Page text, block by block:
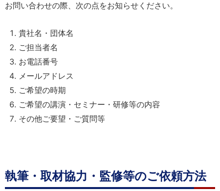
お問い合わせの際、次の点をお知らせください。
貴社名・団体名
ご担当者名
お電話番号
メールアドレス
ご希望の時期
ご希望の講演・セミナー・研修等の内容
その他ご要望・ご質問等
執筆・取材協力・監修等のご依頼方法